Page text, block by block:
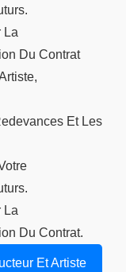
La
Du Contrat
Et Les
La
Du Contrat.
Et Artiste